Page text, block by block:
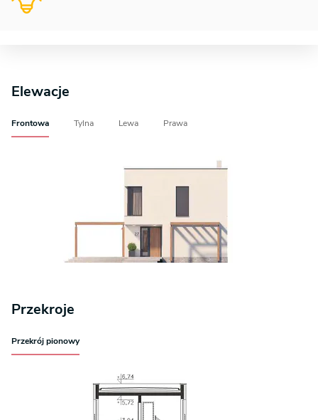
Elewacje
Frontowa Tylna Lewa Prawa
Przekroje
Przekrój pionowy